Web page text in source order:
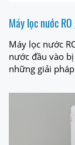
Máy lọc nước
Máy lọc nước
nước đầu vào
những giải